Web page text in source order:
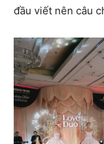
đầu viết nên câu